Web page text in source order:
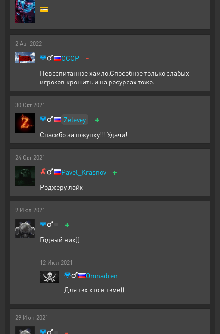
💳
2 Авг 2022
CCCP -
Невоспитанное хамло.Способное только слабых
игроков крошить и на ресурсах тоже.
30 Окт 2021
Zelevey +
Спасибо за покупку!!! Удачи!
24 Окт 2021
Pavel_Krasnov +
Роджеру лайк
9 Июл 2021
+
Годный ник))
12 Июл 2021
Omnadren
Для тех кто в теме))
29 Июн 2021